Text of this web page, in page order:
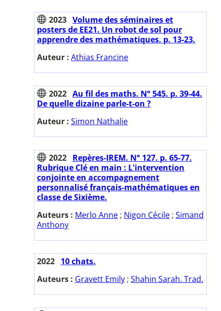
2023 Volume des séminaires et
posters de EE21. Un robot de sol pour
apprendre des mathématiques. p. 13-23.
Auteur : Athias Francine
2022 Au fil des maths. N° 545. p. 39-44.
De quelle dizaine parle-t-on ?
Auteur : Simon Nathalie
2022 Repères-IREM. N° 127. p. 65-77.
Rubrique Clé en main : L'intervention
conjointe en accompagnement
personnalisé français-mathématiques en
classe de Sixième.
Auteurs : Merlo Anne ; Nigon Cécile ; Simand
Anthony
2022 10 chats.
Auteurs : Gravett Emily ; Shahin Sarah. Trad.